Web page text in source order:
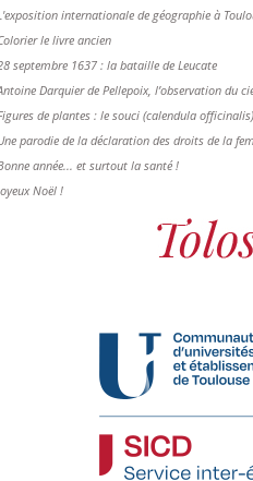
internationale de géographie à
le livre ancien
septembre 1637 : la bataille de Leucate
Darquier de Pellepoix, l’observation du
de plantes : le souci (calendula officinalis)
parodie de la déclaration des droits de la
année... et surtout la santé !
Noël !